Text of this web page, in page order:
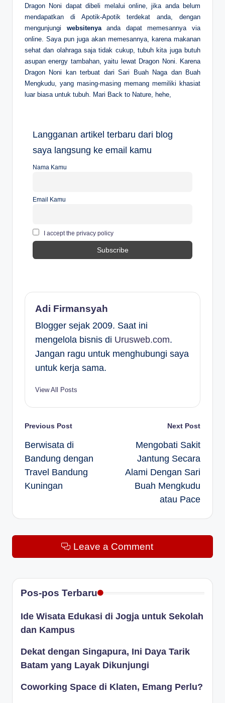
Dragon Noni dapat dibeli melalui online, jika anda belum
mendapatkan di Apotik-Apotik terdekat anda, dengan
mengunjungi websitenyaanda dapat memesannya via
online. Saya pun juga akan memesannya, karena makanan
sehat dan olahraga saja tidak cukup, tubuh kita juga butuh
asupan energy tambahan, yaitu lewat Dragon Noni. Karena
Dragon Noni kan terbuat dari Sari Buah Naga dan Buah
Mengkudu, yang masing-masing memang memiliki khasiat
luar biasa untuk tubuh. Mari Back to Nature, hehe,
Langganan artikel terbaru dari blog
saya langsung ke email kamu
Nama Kamu
Email Kamu
I accept the privacy policy
Adi Firmansyah
Blogger sejak 2009. Saat ini
mengelola bisnis di Urusweb.com.
Jangan ragu untuk menghubungi saya
untuk kerja sama.
View All Posts
Post
navigation
Previous Post
Berwisata di
Bandung dengan
Travel Bandung
Kuningan
Next Post
Mengobati Sakit
Jantung Secara
Alami Dengan Sari
Buah Mengkudu
atau Pace
Leave a Comment
Pos-pos Terbaru
Ide Wisata Edukasi di Jogja untuk Sekolah
dan Kampus
Dekat dengan Singapura, Ini Daya Tarik
Batam yang Layak Dikunjungi
Coworking Space di Klaten, Emang Perlu?